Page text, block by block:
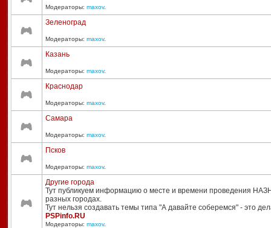
Модераторы: maxov.
Зеленоград
Модераторы: maxov.
Казань
Модераторы: maxov.
Краснодар
Модераторы: maxov.
Самара
Модераторы: maxov.
Псков
Модераторы: maxov.
Другие города
Тут публикуем информацию о месте и времени проведения
разных городах.
Тут нельзя создавать темы типа "А давайте соберемся" - это
PSPinfo.RU
Модераторы: maxov.